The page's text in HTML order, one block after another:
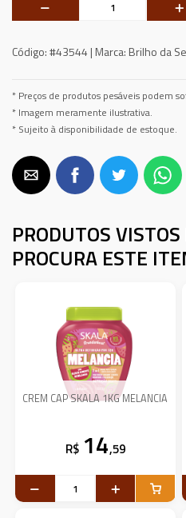
Código:#43544 | Marca: Brilho da
* Preços de produtos pesáveis podem
* Imagem meramente ilustrativa.
* Sujeito à disponibilidade de estoque.
PRODUTOS
PROCURA ESTE
CREM CAP SKALA 1KG MELANCIA
R$ 14,59